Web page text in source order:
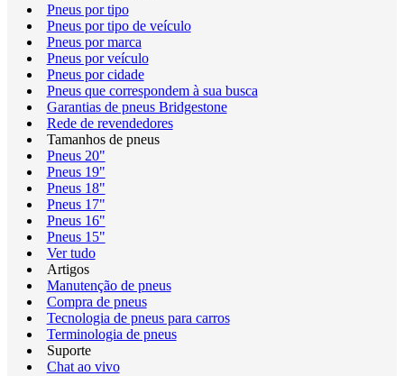
Pneus por tipo
Pneus por tipo de veículo
Pneus por marca
Pneus por veículo
Pneus por cidade
Pneus que correspondem à sua busca
Garantias de pneus Bridgestone
Rede de revendedores
Tamanhos de pneus
Pneus 20"
Pneus 19"
Pneus 18"
Pneus 17"
Pneus 16"
Pneus 15"
Ver tudo
Artigos
Manutenção de pneus
Compra de pneus
Tecnologia de pneus para carros
Terminologia de pneus
Suporte
Chat ao vivo